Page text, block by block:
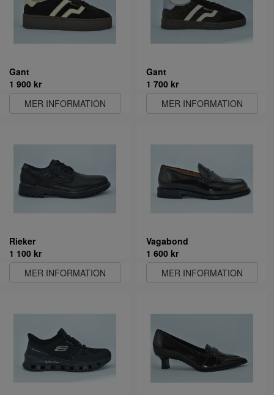
Gant
1 900 kr
MER INFORMATION
Gant
1 700 kr
MER INFORMATION
Rieker
1 100 kr
MER INFORMATION
Vagabond
1 600 kr
MER INFORMATION